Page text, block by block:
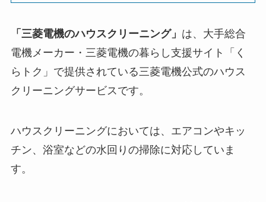
「三菱電機のハウスクリーニング」 は、大手総合
電機メーカー・三菱電機の暮らし支援サイト「く
らトク」で提供されている三菱電機公式のハウス
クリーニングサービスです。
ハウスクリーニングにおいては、エアコンやキッ
チン、浴室などの水回りの掃除に対応していま
す。